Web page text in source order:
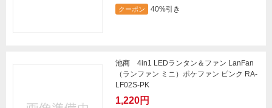
クーポン 40%引き
池商 4in1 LEDランタン＆ファン LanFan
（ランファン ミニ）ポケファン ピンク RA-
LF02S-PK
1,220円